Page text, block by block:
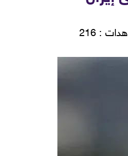
: 216